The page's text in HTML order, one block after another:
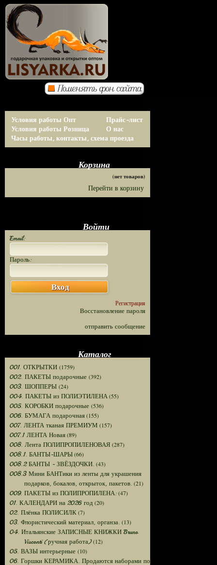
Условия работы Опт
Условия работы Розница
Прайс-лист
О нас
Часы работы, контакты, схема проезда
Корзина
(нет товаров)
Перейти в корзину
Войти
Email:
Пароль:
Вход
Регистрация
Восстановление пароля
отправить сообщение
Каталог
001. ОТКРЫТКИ (1759)
002. ПАКЕТЫ подарочные (392)
003. ШОППЕРЫ (24)
004. ПАКЕТЫ из ПОЛИЭТИЛЕНА(55)
005. КОРОБКИ подарочные (536)
006. БУМАГА подарочная(155)
007. ЛЕНТА тканая ПРЕМИУМ (157)
007.1 ЛЕНТА Новая(89)
008. Лента ПОЛИПРОПИЛЕНОВАЯ (287)
008.1. БАНТЫ-ШАРЫ(66)
008.2 БАНТЫ - ЗВЁЗДОЧКИ. (43)
008.3 Мини БАНТики из ленты для украшения
подарков, бокалов, открыток, пакетов. (21)
009. ПАКЕТЫ из ПОЛИПРОПИЛЕНА:(47)
01. КАЛЕНДАРИ на 2026 год (20)
02. Плёнка ПОЛИСИЛК(7)
03. Флористический материал, органза. (13)
04. Итальянские ЗАПИСНЫЕ КНИЖКИ Bruno
Visconti (ручная работа)(12)
05. ВАЗЫ интерьерные (10)
06. Горшки КЕРАМИКА. Продаются наборами по